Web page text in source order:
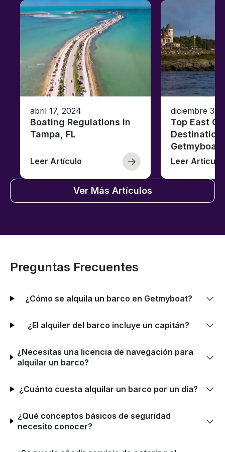
abril 17, 2024
Boating Regulations in
Tampa, FL
Leer Artículo
diciembre 30,
Top East
Getmyboat
Leer Artículo
Ver Más Artículos
Preguntas Frecuentes
¿Cómo se alquila un barco en Getmyboat?
¿El alquiler del barco incluye un capitán?
¿Necesitas una licencia de navegación para
alquilar un barco?
¿Cuánto cuesta alquilar un barco por un día?
¿Qué conceptos básicos de seguridad
necesito conocer?